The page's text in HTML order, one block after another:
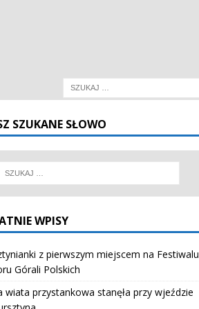
SZUKANE SŁOWO
WPISY
z pierwszym miejscem na Festiwalu
Górali Polskich
wiata przystankowa stanęła przy wjeździe